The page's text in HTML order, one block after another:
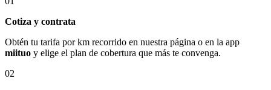
Cotiza y contrata
Obtén tu tarifa por km recorrido en nuestra página o en la app
miituo y elige el plan de cobertura que más te convenga.
02